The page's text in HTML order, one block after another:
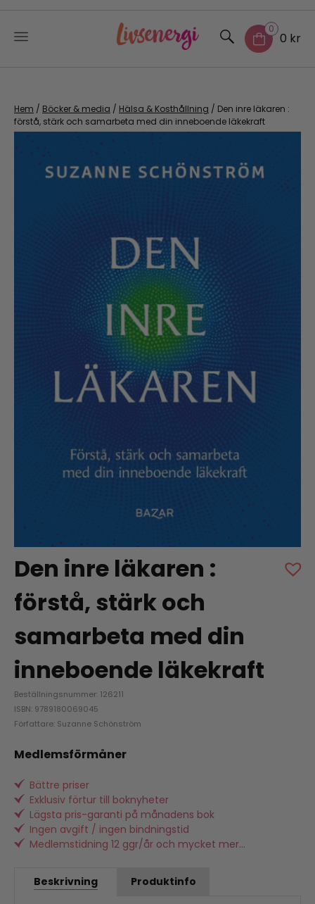
content
0
0 kr
Hem / Böcker & media / Hälsa & Kosthållning / Den inre läkaren :
förstå, stärk och samarbeta med din inneboende läkekraft
Den inre läkaren :
förstå, stärk och
samarbeta med din
inneboende läkekraft
Beställningsnummer: 126211
ISBN: 9789180069045
Författare: Suzanne Schönström
Medlemsförmåner
Bättre priser
Exklusiv förtur till boknyheter
Lägsta pris-garanti på månadens bok
Ingen avgift / ingen bindningstid
Medlemstidning 12 ggr/år och mycket mer...
Beskrivning Produktinfo